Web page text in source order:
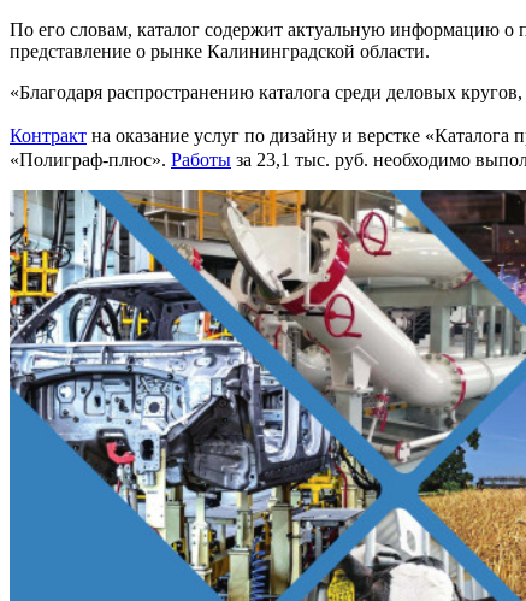
По его словам, каталог содержит актуальную информацию о
представление о рынке Калининградской области.
«Благодаря распространению каталога среди деловых
Контракт на оказание услуг по дизайну и верстке
«Полиграф-плюс». Работы за 23,1 тыс. руб. необходимо